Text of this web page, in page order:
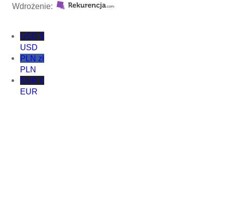
Wdrożenie:
USD $
USD
PLN zł
PLN
EUR €
EUR